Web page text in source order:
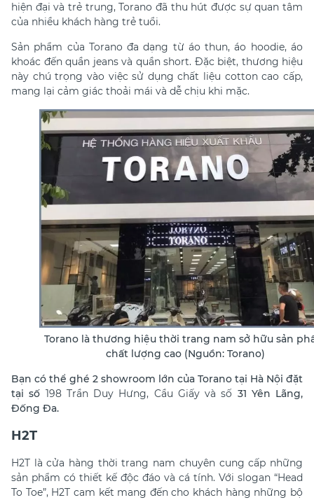
hiện đại và trẻ trung, Torano đã thu hút được sự quan tâm
của nhiều khách hàng trẻ tuổi.
Sản phẩm của Torano đa dạng từ áo thun, áo hoodie, áo
khoác đến quần jeans và quần short. Đặc biệt, thương hiệu
này chú trọng vào việc sử dụng chất liệu cotton cao cấp,
mang lại cảm giác thoải mái và dễ chịu khi mặc.
Torano là thương hiệu thời trang nam sở hữu sản
chất lượng cao (Nguồn: Torano)
Bạn có thể ghé 2 showroom lớn của Torano tại Hà Nội đặt
tại số 198 Trần Duy Hưng, Cầu Giấy và số 31 Yên Lãng,
Đống Đa.
H2T
H2T là cửa hàng thời trang nam chuyên cung cấp những
sản phẩm có thiết kế độc đáo và cá tính. Với slogan “Head
To Toe”, H2T cam kết mang đến cho khách hàng những bộ